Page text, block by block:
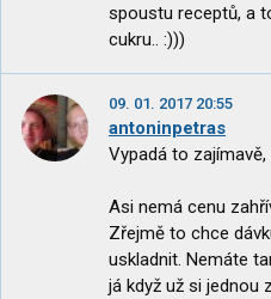
spoustu receptů, a
cukru.. :)))
09. 01. 2017 20:55
antoninpetras
Vypadá to zajímavě,
Asi nemá cenu
Zřejmě to chce
uskladnit. Nemáte
já když už si jednou